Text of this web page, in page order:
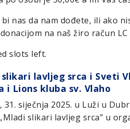
nas da nam dođete, ili ako
na naš žiro račun LC
slots left.
lavljeg srca i Sveti
i Lions kluba sv. Vlaho
31. siječnja 2025. u Luži u
slikari lavljeg srca” u